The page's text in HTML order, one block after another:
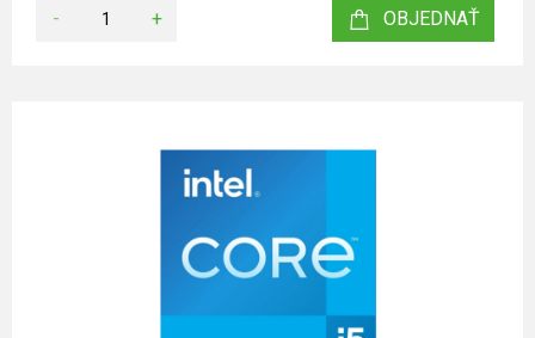
- + OBJEDNAŤ